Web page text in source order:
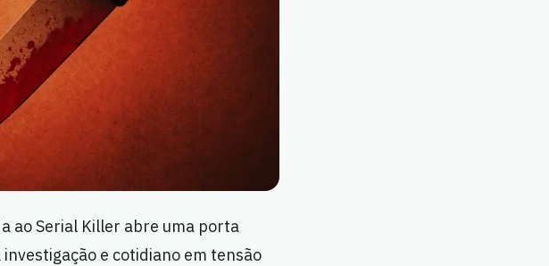
ao Serial Killer abre uma porta
e cotidiano em tensão